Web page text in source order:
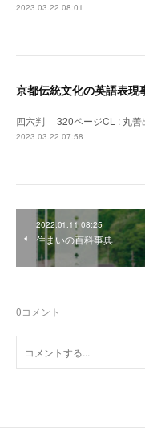
2023.03.22 08:01
京都伝統文化の英語表現
四六判 320ページCL : 丸善
2023.03.22 07:58
2022.01.11 08:25
住まいの百科事典
0コメント